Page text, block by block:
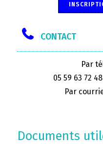
CONTACT
Par
05 59 63 72
Par
Documents